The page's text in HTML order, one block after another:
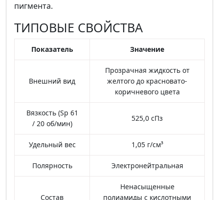
пигмента.
ТИПОВЫЕ СВОЙСТВА
Показатель Значение
Внешний вид
Прозрачная жидкость от
желтого до красновато-
коричневого цвета
Вязкость (Sp 61
/ 20 об/мин)
525,0 сПз
Удельный вес 1,05 г/см³
Полярность Электронейтральная
Состав
Ненасыщенные
полиамиды с кислотными